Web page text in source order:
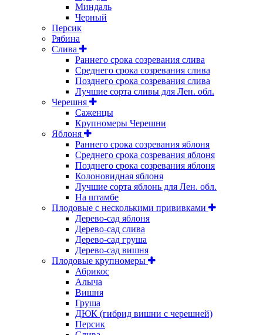
Миндаль
Черный
Персик
Рябина
Слива
Раннего срока созревания слива
Среднего срока созревания слива
Позднего срока созревания слива
Лучшие сорта сливы для Лен. обл.
Черешня
Саженцы
Крупномеры Черешни
Яблоня
Раннего срока созревания яблоня
Среднего срока созревания яблоня
Позднего срока созревания яблоня
Колоновидная яблоня
Лучшие сорта яблонь для Лен. обл.
На штамбе
Плодовые с несколькими прививками
Дерево-сад яблоня
Дерево-сад слива
Дерево-сад груша
Дерево-сад вишня
Плодовые крупномеры
Абрикос
Алыча
Вишня
Груша
ДЮК (гибрид вишни с черешней)
Персик